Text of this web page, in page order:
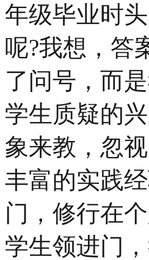
年级毕业时
呢?我想，答
了问号，而
学生质疑的
象来教，忽
丰富的实践
门，修行在
学生领进门